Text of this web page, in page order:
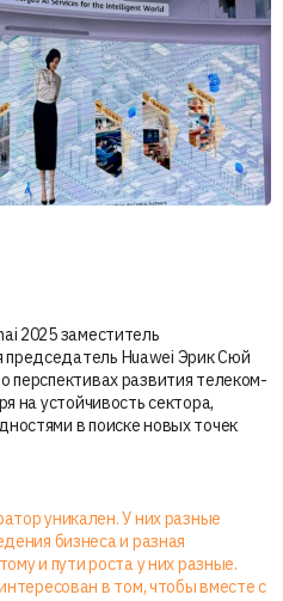
2025 заместитель
Huawei Эрик Сюй
перспективах развития телеком-
на устойчивость сектора,
в поиске новых точек
уникален. У них разные
бизнеса и разная
и пути роста у них разные.
в том, чтобы вместе с